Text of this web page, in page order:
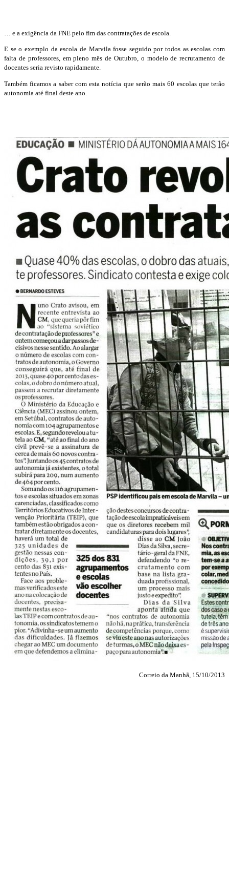
… e a exigência da FNE pelo fim das contratações de escola.
E se o exemplo da escola de Marvila fosse seguido por todos as escolas com
falta de professores, em pleno mês de Outubro, o modelo de recrutamento de
docentes seria revisto rapidamente.
Também ficamos a saber com esta notícia que serão mais 60 escolas que terão
autonomia até final deste ano.
Correio da Manhã, 15/10/2013